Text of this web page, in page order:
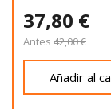
Pesados
37,80 €
Antes 42,00 €
Añadir al